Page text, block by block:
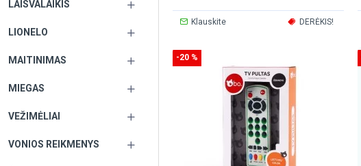
LAISVALAIKIS
LIONELO
MAITINIMAS
MIEGAS
VEŽIMĖLIAI
VONIOS REIKMENYS
Klauskite DERĖKIS!
-20 %